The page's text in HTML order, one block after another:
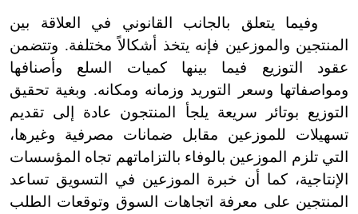
وفيما يتعلق بالجانب القانوني في العلاقة بين
المنتجين والموزعين فإنه يتخذ أشكالاً مختلفة. وتتضمن
عقود التوزيع فيما بينها كميات السلع وأصنافها
ومواصفاتها وسعر التوريد وزمانه ومكانه. وبغية تحقيق
التوزيع بوتائر سريعة يلجأ المنتجون عادة إلى تقديم
تسهيلات للموزعين مقابل ضمانات مصرفية وغيرها،
التي تلزم الموزعين بالوفاء بالتزاماتهم تجاه المؤسسات
الإنتاجية، كما أن خبرة الموزعين في التسويق تساعد
المنتجين على معرفة اتجاهات السوق وتوقعات الطلب